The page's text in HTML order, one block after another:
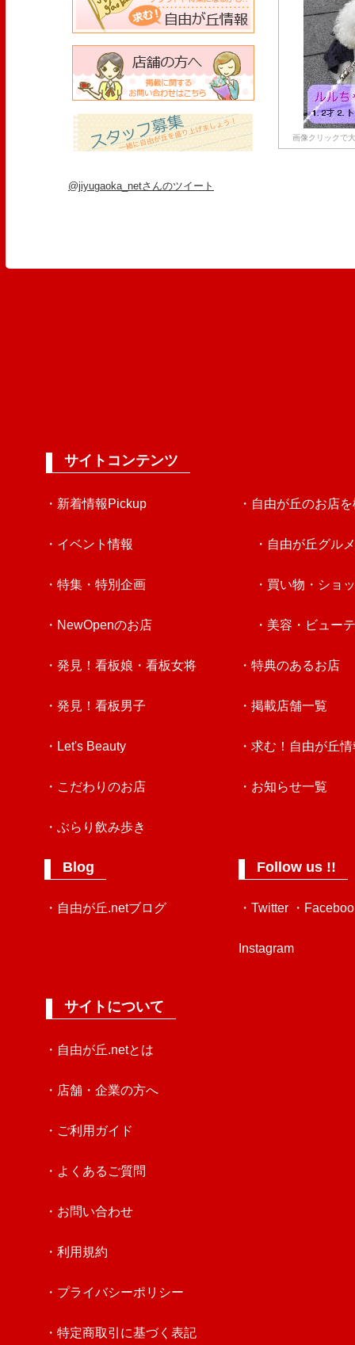
画像クリックで
@jiyugaoka_netさんのツイート
サイトコンテンツ
・新着情報Pickup
・イベント情報
・特集・特別企画
・NewOpenのお店
・発見！看板娘・看板女将
・発見！看板男子
・Let's Beauty
・こだわりのお店
・ぶらり飲み歩き
Blog
・自由が丘.netブログ
・自由が丘のお店
・自由が丘グルメ
・買い物・ショ
・美容・ビュー
・特典のあるお店
・掲載店舗一覧
・求む！自由が丘
・お知らせ一覧
Follow us !!
・Twitter ・
Instagram
サイトについて
・自由が丘.netとは
・店舗・企業の方へ
・ご利用ガイド
・よくあるご質問
・お問い合わせ
・利用規約
・プライバシーポリシー
・特定商取引に基づく表記